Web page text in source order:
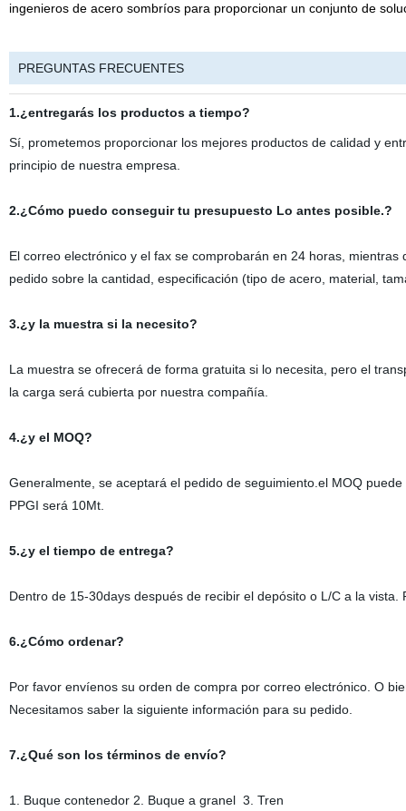
ingenieros de acero sombríos para proporcionar un conjunto de
PREGUNTAS FRECUENTES
1.¿entregarás los productos a tiempo?
Sí, prometemos proporcionar los mejores productos de calidad y
principio de nuestra empresa.
2.¿Cómo puedo conseguir tu presupuesto Lo antes posible.?
El correo electrónico y el fax se comprobarán en 24 horas,
pedido sobre la cantidad, especificación (tipo de acero, material,
3.¿y la muestra si la necesito?
La muestra se ofrecerá de forma gratuita si lo necesita, pero el
la carga será cubierta por nuestra compañía.
4.¿y el MOQ?
Generalmente, se aceptará el pedido de seguimiento.el MOQ
PPGI será 10Mt.
5.¿y el tiempo de entrega?
Dentro de 15-30days después de recibir el depósito o L/C a la
6.¿Cómo ordenar?
Por favor envíenos su orden de compra por correo electrónico. O
Necesitamos saber la siguiente información para su pedido.
7.¿Qué son los términos de envío?
1. Buque contenedor 2. Buque a granel 3. Tren